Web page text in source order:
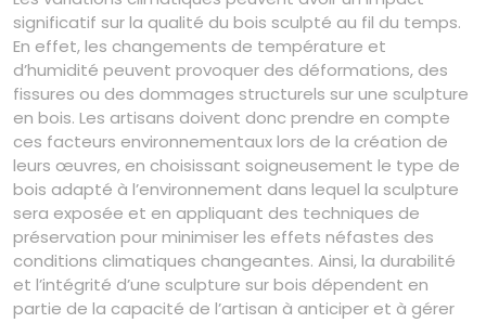
significatif sur la qualité du bois sculpté au fil du temps.
En effet, les changements de température et
d’humidité peuvent provoquer des déformations, des
fissures ou des dommages structurels sur une sculpture
en bois. Les artisans doivent donc prendre en compte
ces facteurs environnementaux lors de la création de
leurs œuvres, en choisissant soigneusement le type de
bois adapté à l’environnement dans lequel la sculpture
sera exposée et en appliquant des techniques de
préservation pour minimiser les effets néfastes des
conditions climatiques changeantes. Ainsi, la durabilité
et l’intégrité d’une sculpture sur bois dépendent en
partie de la capacité de l’artisan à anticiper et à gérer